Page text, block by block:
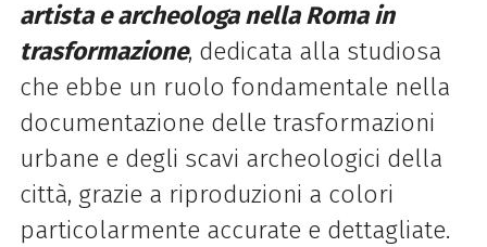
artista e archeologa nellaRomain
trasformazione, dedicata alla studiosa
che ebbe un ruolo fondamentale nella
documentazione delle trasformazioni
urbane e degli scavi archeologici della
città, grazie a riproduzioni a colori
particolarmente accurate e dettagliate.